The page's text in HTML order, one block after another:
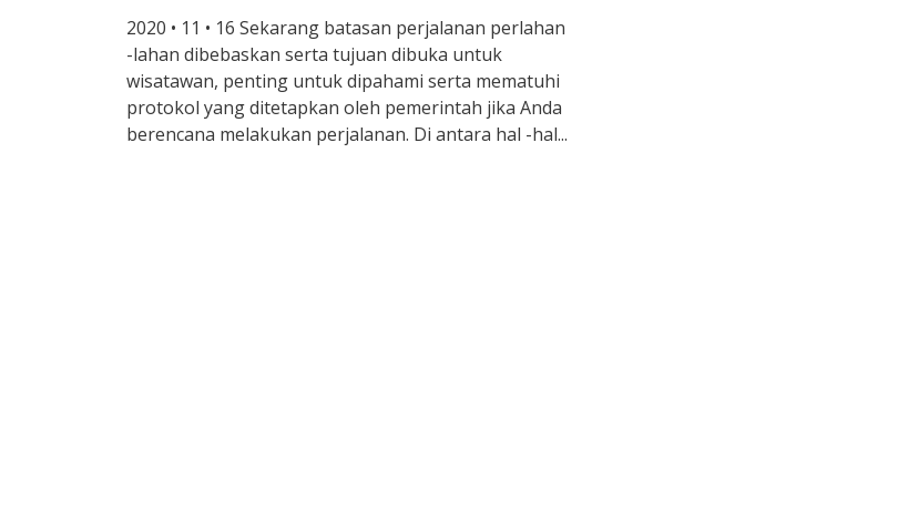
2020 • 11 • 16 Sekarang batasan perjalanan perlahan
-lahan dibebaskan serta tujuan dibuka untuk
wisatawan, penting untuk dipahami serta mematuhi
protokol yang ditetapkan oleh pemerintah jika Anda
berencana melakukan perjalanan. Di antara hal -hal...